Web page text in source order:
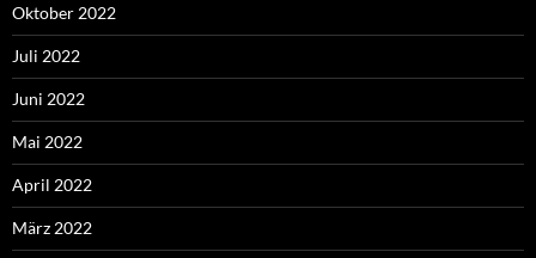
Oktober 2022
Juli 2022
Juni 2022
Mai 2022
April 2022
März 2022